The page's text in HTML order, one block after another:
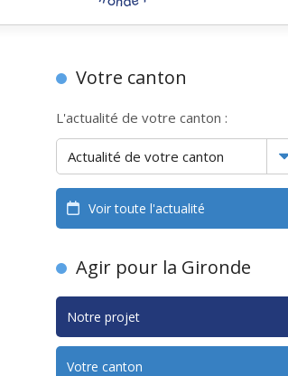
Votre canton
L'actualité de votre canton :
Voir toute l'actualité
Agir pour la Gironde
Notre projet
Votre canton